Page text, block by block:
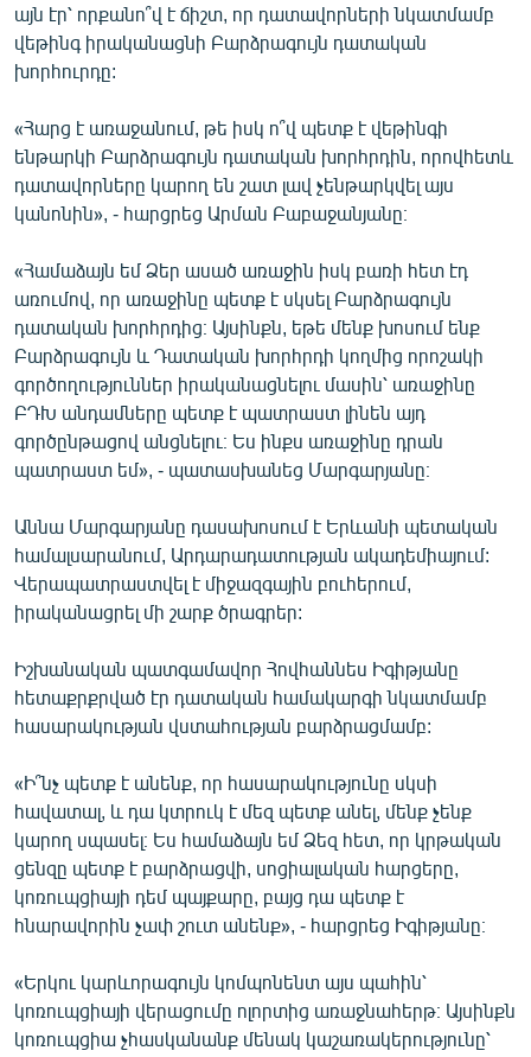
English
Русский
ՀԵՏԵՎԵՔ ՄԵԶ
«Ազատության» բոլոր կայքերը
այն էր՝ որքանո՞վ է ճիշտ, որ դատավորների նկատմամբ
վեթինգ իրականացնի Բարձրագույն դատական
խորհուրդը:
«Հարց է առաջանում, թե իսկ ո՞վ պետք է վեթինգի
ենթարկի Բարձրագույն դատական խորհրդին, որովհետև
դատավորները կարող են շատ լավ չենթարկվել այս
կանոնին», - հարցրեց Արման Բաբաջանյանը։
«Համաձայն եմ Ձեր ասած առաջին իսկ բառի հետ էդ
առումով, որ առաջինը պետք է սկսել Բարձրագույն
դատական խորհրդից։ Այսինքն, եթե մենք խոսում ենք
Բարձրագույն և Դատական խորհրդի կողմից որոշակի
գործողություններ իրականացնելու մասին՝ առաջինը
ԲԴԽ անդամները պետք է պատրաստ լինեն այդ
գործընթացով անցնելու։ Ես ինքս առաջինը դրան
պատրաստ եմ», - պատասխանեց Մարգարյանը։
Աննա Մարգարյանը դասախոսում է Երևանի պետական
համալսարանում, Արդարադատության ակադեմիայում:
Վերապատրաստվել է միջազգային բուհերում,
իրականացրել մի շարք ծրագրեր:
Իշխանական պատգամավոր Հովհաննես Իգիթյանը
հետաքրքրված էր դատական համակարգի նկատմամբ
հասարակության վստահության բարձրացմամբ:
«Ի՞նչ պետք է անենք, որ հասարակությունը սկսի
հավատալ, և դա կտրուկ է մեզ պետք անել, մենք չենք
կարող սպասել։ Ես համաձայն եմ Ձեզ հետ, որ կրթական
ցենզը պետք է բարձրացվի, սոցիալական հարցերը,
կոռուպցիայի դեմ պայքարը, բայց դա պետք է
հնարավորին չափ շուտ անենք», - հարցրեց Իգիթյանը։
«Երկու կարևորագույն կոմպոնենտ այս պահին՝
կոռուպցիայի վերացումը ոլորտից առաջնահերթ։ Այսինքն
կոռուպցիա չհասկանանք մենակ կաշառակերությունը՝